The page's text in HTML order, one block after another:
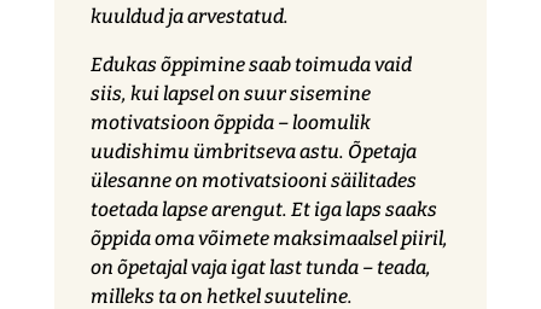
kuuldud ja arvestatud.
Edukas õppimine saab toimuda vaid
siis, kui lapsel on suur sisemine
motivatsioon õppida – loomulik
uudishimu ümbritseva astu. Õpetaja
ülesanne on motivatsiooni säilitades
toetada lapse arengut. Et iga laps saaks
õppida oma võimete maksimaalsel piiril,
on õpetajal vaja igat last tunda – teada,
milleks ta on hetkel suuteline.